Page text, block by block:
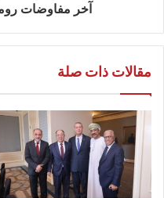
آخر مفاوضات
مقالات ذات صلة